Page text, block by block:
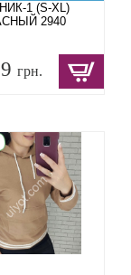
1 (S-XL)
2940
грн.